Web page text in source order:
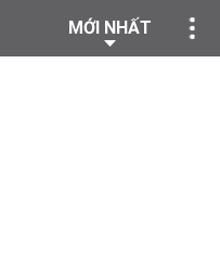
MỚI NHẤT